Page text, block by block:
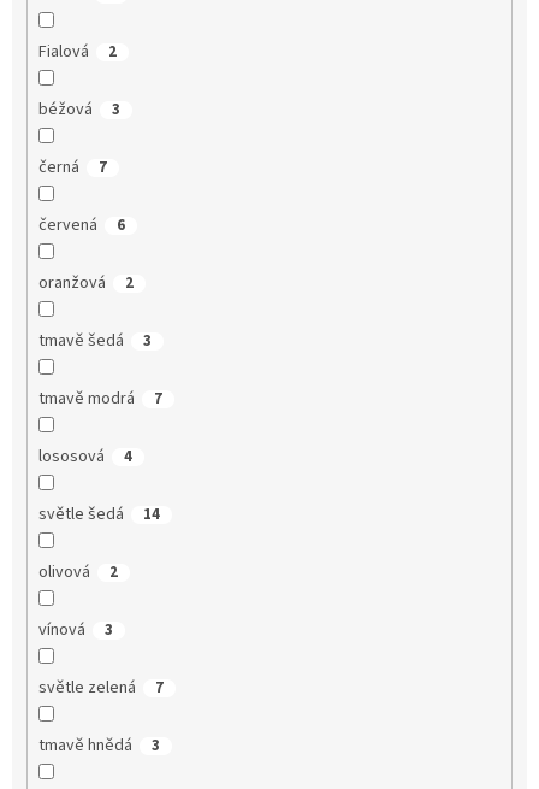
Fialová 2
béžová 3
černá 7
červená 6
oranžová 2
tmavě šedá 3
tmavě modrá 7
lososová 4
světle šedá 14
olivová 2
vínová 3
světle zelená 7
tmavě hnědá 3